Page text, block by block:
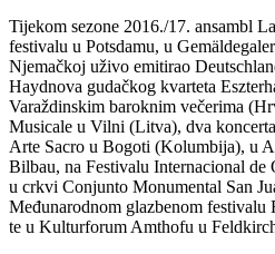
Tijekom sezone 2016./17. ansambl
festivalu u Potsdamu, u
Njemačkoj uživo emitirao
Haydnova gudačkog kvarteta
Varaždinskim baroknim večerima
Musicale u Vilni (Litva), dva
Arte Sacro u Bogoti (Kolumbija), u
Bilbau, na Festivalu Internacional de
u crkvi Conjunto Monumental San
Međunarodnom glazbenom
te u Kulturforum Amthofu u